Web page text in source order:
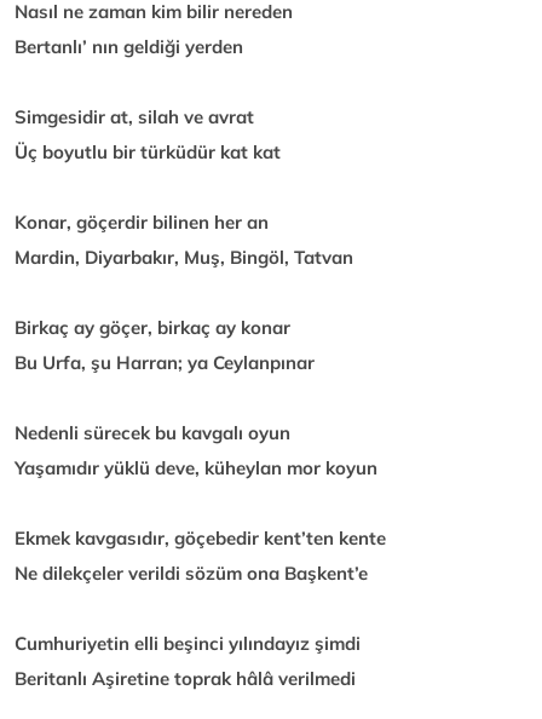
Nasıl ne zaman kim bilir nereden
Bertanlı’ nın geldiği yerden
Simgesidir at, silah ve avrat
Üç boyutlu bir türküdür kat kat
Konar, göçerdir bilinen her an
Mardin, Diyarbakır, Muş, Bingöl, Tatvan
Birkaç ay göçer, birkaç ay konar
Bu Urfa, şu Harran; ya Ceylanpınar
Nedenli sürecek bu kavgalı oyun
Yaşamıdır yüklü deve, küheylan mor koyun
Ekmek kavgasıdır, göçebedir kent’ten kente
Ne dilekçeler verildi sözüm ona Başkent’e
Cumhuriyetin elli beşinci yılındayız şimdi
Beritanlı Aşiretine toprak hâlâ verilmedi